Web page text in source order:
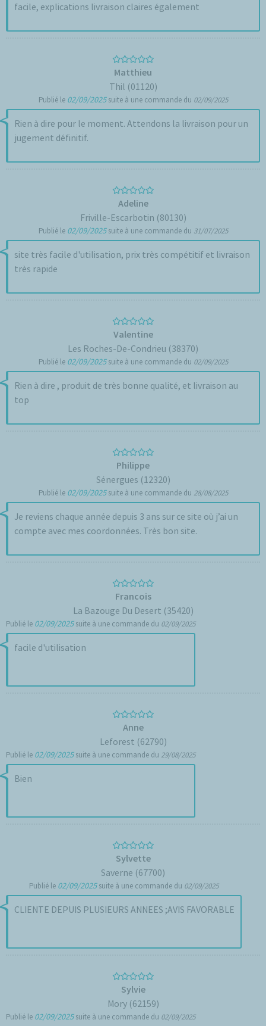
facile, explications livraison claires également
Matthieu
Thil (01120)
Publié le 02/09/2025suite à une commande du 02/09/2025
Rien à dire pour le moment. Attendons la livraison pour un
jugement définitif.
Adeline
Friville-Escarbotin (80130)
Publié le 02/09/2025suite à une commande du 31/07/2025
site très facile d'utilisation, prix très compétitif et livraison
très rapide
Valentine
Les Roches-De-Condrieu (38370)
Publié le 02/09/2025suite à une commande du 02/09/2025
Rien à dire , produit de très bonne qualité, et livraison au
top
Philippe
Sénergues (12320)
Publié le 02/09/2025suite à une commande du 28/08/2025
Je reviens chaque année depuis 3 ans sur ce site où j’ai un
compte avec mes coordonnées. Très bon site.
Francois
La Bazouge Du Desert (35420)
Publié le 02/09/2025suite à une commande du 02/09/2025
facile d'utilisation
Anne
Leforest (62790)
Publié le 02/09/2025suite à une commande du 29/08/2025
Bien
Sylvette
Saverne (67700)
Publié le 02/09/2025suite à une commande du 02/09/2025
CLIENTE DEPUIS PLUSIEURS ANNEES ;AVIS FAVORABLE
Sylvie
Mory (62159)
Publié le 02/09/2025suite à une commande du 02/09/2025